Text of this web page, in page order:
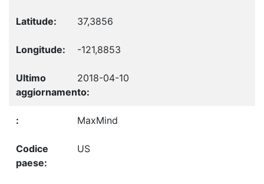
37,3856
-121,8853
2018-04-10
MaxMind
US